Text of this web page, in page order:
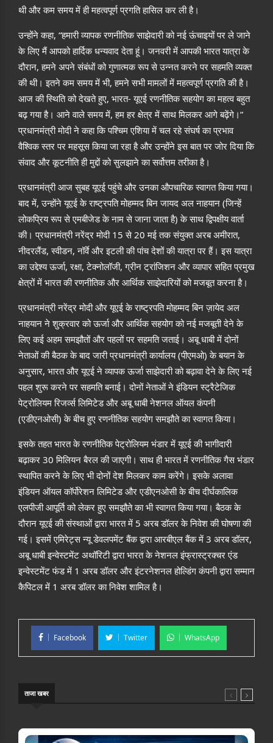
थी और कम समय में ही महत्वपूर्ण प्रगति हासिल कर ली है।
उन्होंने कहा, “हमारी व्यापक रणनीतिक साझेदारी को नई ऊंचाइयों पर ले जाने
के लिए मैं आपको हार्दिक धन्यवाद देता हूं। जनवरी में आपकी भारत यात्रा के
दौरान, हमने अपने संबंधों को गुणात्मक रूप से उन्नत करने पर सहमति व्यक्त
की थी। इतने कम समय में भी, हमने सभी मामलों में महत्वपूर्ण प्रगति की है।
आज की स्थिति को देखते हुए, भारत- यूएई रणनीतिक सहयोग का महत्व बहुत
बढ़ गया है। आने वाले समय में, हम हर क्षेत्र में साथ मिलकर आगे बढ़ेंगे।”
प्रधानमंत्री मोदी ने कहा कि पश्चिम एशिया में चल रहे संघर्ष का प्रभाव
वैश्विक स्तर पर महसूस किया जा रहा है और उन्होंने इस बात पर जोर दिया कि
संवाद और कूटनीति ही मुद्दों को सुलझाने का सर्वोत्तम तरीका है।
प्रधानमंत्री आज सुबह यूएई पहुंचे और उनका औपचारिक स्वागत किया गया।
बाद में, उन्होंने यूएई के राष्ट्रपति मोहम्मद बिन जायद अल नाहयान (जिन्हें
लोकप्रिय रूप से एमबीजेड के नाम से जाना जाता है) के साथ द्विपक्षीय वार्ता
की। प्रधानमंत्री नरेंद्र मोदी 15 से 20 मई तक संयुक्त अरब अमीरात,
नीदरलैंड, स्वीडन, नॉर्वे और इटली की पांच देशों की यात्रा पर हैं। इस यात्रा
का उद्देश्य ऊर्जा, रक्षा, टेक्नोलॉजी, ग्रीन ट्रांजिशन और व्यापार सहित प्रमुख
क्षेत्रों में भारत की रणनीतिक और आर्थिक साझेदारियों को मजबूत करना है।
प्रधानमंत्री नरेंद्र मोदी और यूएई के राष्ट्रपति मोहम्मद बिन ज़ायेद अल
नाहयान ने शुक्रवार को ऊर्जा और आर्थिक सहयोग को नई मजबूती देने के
लिए कई अहम समझौतों और पहलों पर सहमति जताई। अबू धाबी में दोनों
नेताओं की बैठक के बाद जारी प्रधानमंत्री कार्यालय (पीएमओ) के बयान के
अनुसार, भारत और यूएई ने व्यापक ऊर्जा साझेदारी को बढ़ावा देने के लिए नई
पहल शुरू करने पर सहमति बनाई। दोनों नेताओं ने इंडियन स्ट्रैटेजिक
पेट्रोलियम रिजर्व्स लिमिटेड और अबू धाबी नेशनल ऑयल कंपनी
(एडीएनओसी) के बीच हुए रणनीतिक सहयोग समझौते का स्वागत किया।
इसके तहत भारत के रणनीतिक पेट्रोलियम भंडार में यूएई की भागीदारी
बढ़ाकर 30 मिलियन बैरल की जाएगी। साथ ही भारत में रणनीतिक गैस भंडार
स्थापित करने के लिए भी दोनों देश मिलकर काम करेंगे। इसके अलावा
इंडियन ऑयल कॉर्पोरेशन लिमिटेड और एडीएनओसी के बीच दीर्घकालिक
एलपीजी आपूर्ति को लेकर हुए समझौते का भी स्वागत किया गया। बैठक के
दौरान यूएई की संस्थाओं द्वारा भारत में 5 अरब डॉलर के निवेश की घोषणा की
गई। इसमें एमिरेट्स न्यू डेवलपमेंट बैंक द्वारा आरबीएल बैंक में 3 अरब डॉलर,
अबू धाबी इन्वेस्टमेंट अथॉरिटी द्वारा भारत के नेशनल इंफ्रास्ट्रक्चर एंड
इन्वेस्टमेंट फंड में 1 अरब डॉलर और इंटरनेशनल होल्डिंग कंपनी द्वारा सम्मान
कैपिटल में 1 अरब डॉलर का निवेश शामिल है।
Facebook Twitter WhatsApp
ताजा खबर